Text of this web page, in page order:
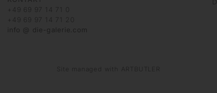
+49 69 97 14 71 0
+49 69 97 14 71 20
info @ die-galerie.com
Site managed with ARTBUTLER